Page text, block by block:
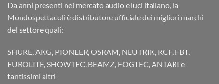
Da anni presenti nel mercato audio e luci italiano, la
Mondospettacoli è distributore ufficiale dei migliori marchi
del settore quali:
SHURE, AKG, PIONEER, OSRAM, NEUTRIK, RCF, FBT,
EUROLITE, SHOWTEC, BEAMZ, FOGTEC, ANTARI e
tantissimi altri